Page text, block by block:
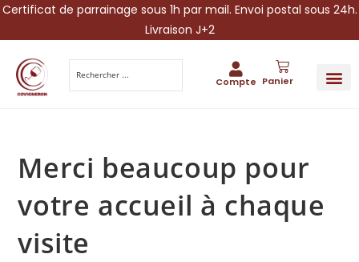
Certificat de parrainage sous 1h par mail. Envoi postal sous 24h.
Livraison J+2
Compte Panier
Merci beaucoup pour
votre accueil à chaque
visite